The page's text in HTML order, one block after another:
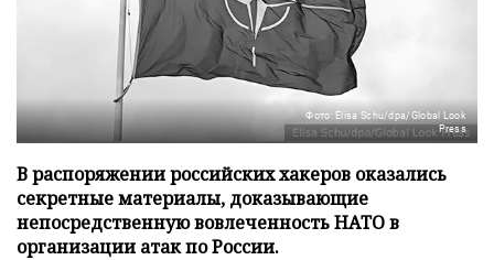
Фото: Elisa Schu/dpa/Global Look
Press
В распоряжении российских хакеров оказались
секретные материалы, доказывающие
непосредственную вовлеченность НАТО в
организации атак по России.